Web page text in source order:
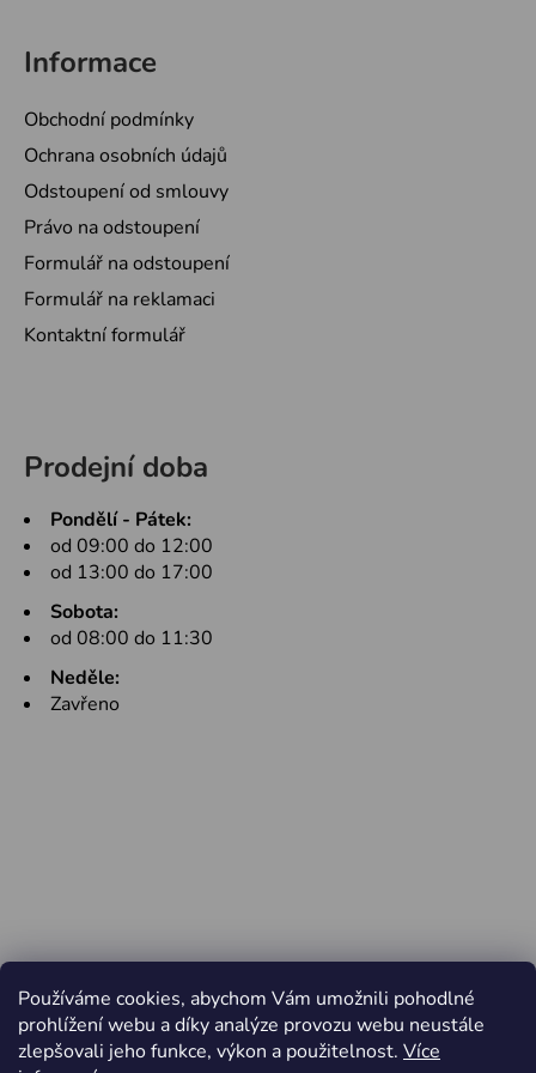
Používáme cookies, abychom Vám umožnili pohodlné
prohlížení webu a díky analýze provozu webu neustále
zlepšovali jeho funkce, výkon a použitelnost. Více
Informace
Obchodní podmínky
Ochrana osobních údajů
Odstoupení od smlouvy
Právo na odstoupení
Formulář na odstoupení
Formulář na reklamaci
Kontaktní formulář
Prodejní doba
Pondělí - Pátek:
od 09:00 do 12:00
od 13:00 do 17:00
Sobota:
od 08:00 do 11:30
Neděle:
Zavřeno